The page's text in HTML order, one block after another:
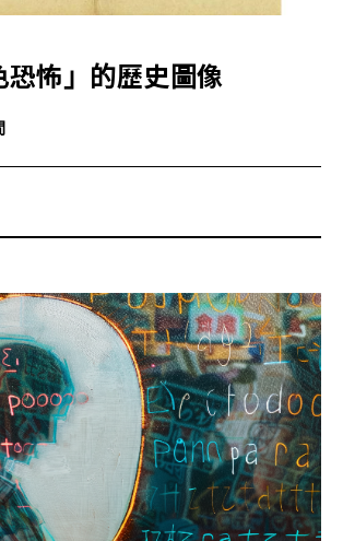
恐怖」的歷史圖像